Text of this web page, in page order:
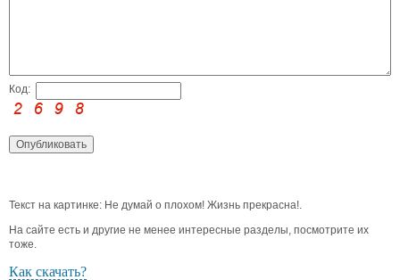
Код:
Текст на картинке: Не думай о плохом! Жизнь прекрасна!.
На сайте есть и другие не менее интересные разделы, посмотрите их
тоже.
Как скачать?